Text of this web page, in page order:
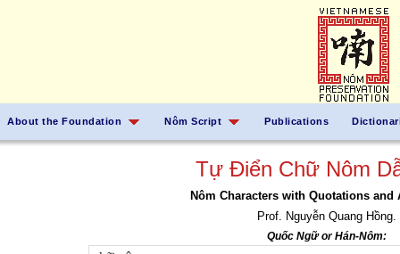
About the Foundation Nôm Script Publications
Tự Điển Chữ Nôm
Nôm Characters with Quotations and
Prof. Nguyễn Quang Hồng.
Quốc Ngữ or Hán-Nôm: